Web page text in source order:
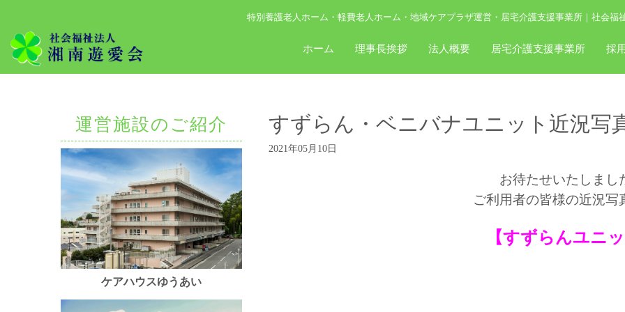
特別養護老人ホーム・軽費老人ホーム・地域ケアプラザ運営・居宅介護支援事業所｜社会福
ホーム 理事長挨拶 法人概要 居宅介護支援事業所 採
すずらん・ベニバナユニット近況写
2021年05月10日
お待たせいたしまし
ご利用者の皆様の近況写
【すずらんユニ
運営施設のご紹介
ケアハウスゆうあい